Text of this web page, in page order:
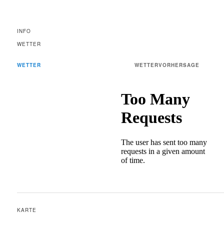
INFO
WETTER
WETTER WETTERVORHERSAGE
KARTE